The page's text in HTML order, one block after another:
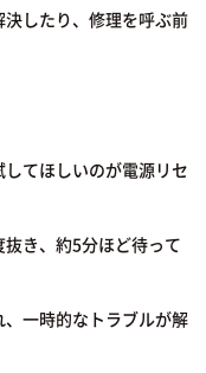
したり、修理を呼ぶ前
てほしいのが電源リセ
き、約5分ほど待って
一時的なトラブルが解